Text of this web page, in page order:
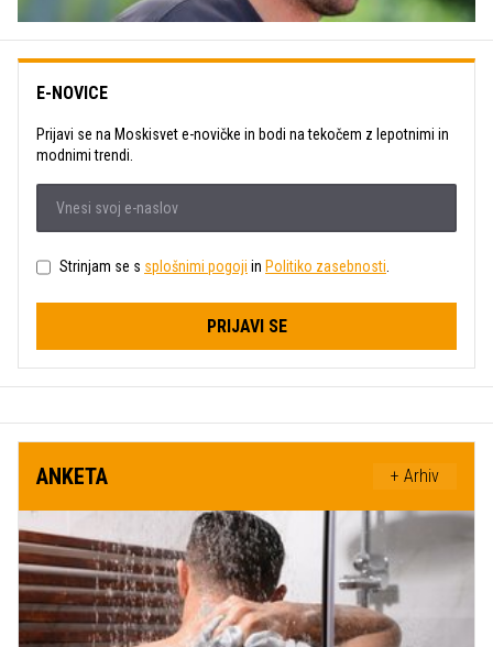
E-NOVICE
Prijavi se na Moskisvet e-novičke in bodi na tekočem z lepotnimi in
modnimi trendi.
Strinjam se s splošnimi pogoji in Politiko zasebnosti.
PRIJAVI SE
ANKETA + Arhiv